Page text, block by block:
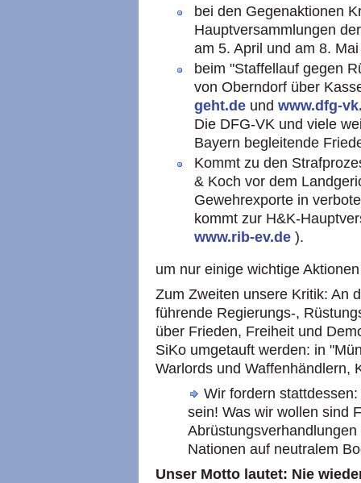
bei den Gegenaktionen
Hauptversammlungen
am 5. April und am 8.
beim "Staffellauf gegen
von Oberndorf über
geht.de und www.dfg-
Die DFG-VK und viele
Bayern begleitende
Kommt zu den
& Koch vor dem
Gewehrexporte in
kommt zur H&K-
www.rib-ev.de ).
um nur einige wichtige
Zum Zweiten unsere Kritik: An
führende Regierungs-,
über Frieden, Freiheit und
SiKo umgetauft werden: in
Warlords und Waffenhändlern,
Wir fordern
sein! Was wir wollen sind
Nationen auf neutralem
Unser Motto lautet: Nie